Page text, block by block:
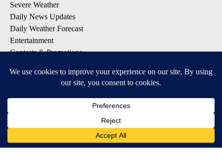
Severe Weather
Daily News Updates
Daily Weather Forecast
Entertainment
Contests & Promotions
DOWNLOAD OUR APPS
Available for iOS and Android